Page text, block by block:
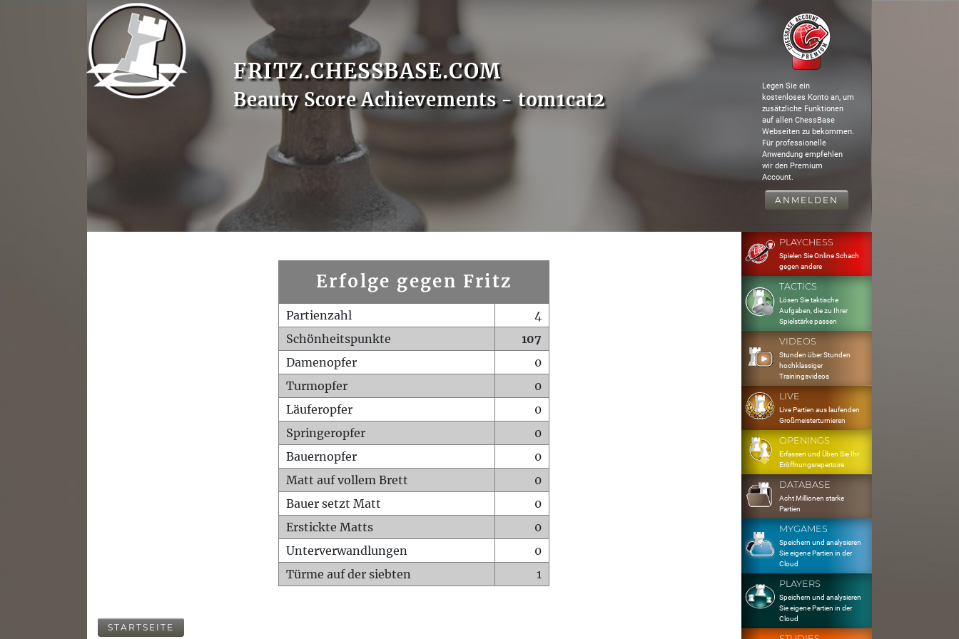
FRITZ.CHESSBASE.COM
Beauty Score Achievements - tom1cat2
Legen Sie ein
kostenloses Konto an, um
zusätzliche Funktionen
auf allen ChessBase
Webseiten zu bekommen.
Für professionelle
Anwendung empfehlen
wir den Premium
Account.
ANMELDEN
Erfolge gegen Fritz
Partienzahl
4
Schönheitspunkte
107
Damenopfer
0
Turmopfer
0
Läuferopfer
0
Springeropfer
0
Bauernopfer
0
Matt auf vollem Brett
0
Bauer setzt Matt
0
Erstickte Matts
0
Unterverwandlungen
0
Türme auf der siebten
1
STARTSEITE
PLAYCHESS
Spielen Sie Online Schach
gegen andere
TACTICS
Lösen Sie taktische
Aufgaben, die zu Ihrer
Spielstärke passen
VIDEOS
Stunden über Stunden
hochklassiger
Trainingsvideos
LIVE
Live Partien aus laufenden
Großmeisterturnieren
OPENINGS
Erfassen und Üben Sie Ihr
Eröffnungsrepertoire
DATABASE
Acht Millionen starke
Partien
MYGAMES
Speichern und analysieren
Sie eigene Partien in der
Cloud
PLAYERS
Speichern und analysieren
Sie eigene Partien in der
Cloud